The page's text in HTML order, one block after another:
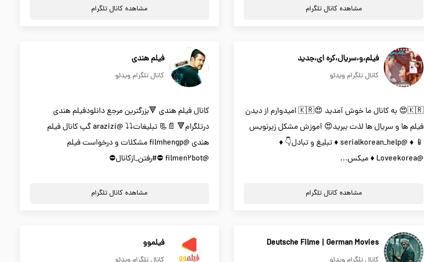
مشاهده کانال تلگرام مشاهده کانال تلگرام
فیلم،و،سریال،کره ای،جدید
کانال تلگرام ویدئو
🇰🇷😍 به کانال ما خوش آمدید 😍🇰🇷 امیدوارم از دیدن
فیلم ها و سریال ها لذت ببرید😍 آموزش مشکل زیرنویس
📱 ♦️ @serialkorean_help ♦️ تبلیغ و تبادل👇 ♦️
@Loveekorea ♦️ میکس...
مشاهده کانال تلگرام
فیلم هندی
کانال تلگرام ویدئو
کانال فیلم هندی 🔻بزرگترین مرجع دانلودفیلم هندی
درتلگرام🔻 📄📃 تبلیغات⤵️⤵️ @arazizi گپ کانال فیلم
هندی @filmhengp مشکلات و درخواست فیلم
@filmen2bot ⛔️#رفتن_ازکانال⛔️
مشاهده کانال تلگرام
Deutsche Filme | German Movies فیلموو